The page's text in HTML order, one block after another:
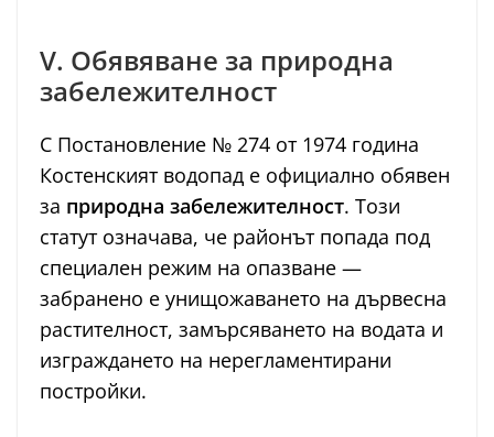
V. Обявяване за природна
забележителност
С Постановление № 274 от 1974 година
Костенският водопад е официално обявен
за природна забележителност. Този
статут означава, че районът попада под
специален режим на опазване —
забранено е унищожаването на дървесна
растителност, замърсяването на водата и
изграждането на нерегламентирани
постройки.